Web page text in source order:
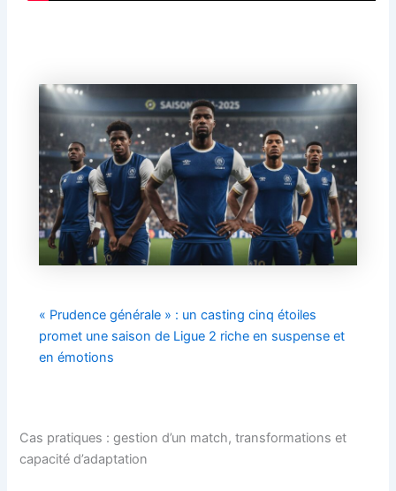
« Prudence générale » : un casting cinq étoiles
promet une saison de Ligue 2 riche en suspense et
en émotions
Cas pratiques : gestion d’un match, transformations et
capacité d’adaptation